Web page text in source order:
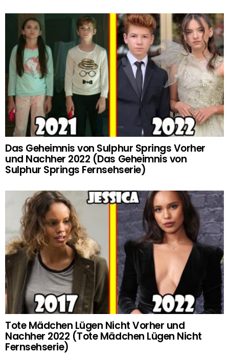
Das Geheimnis von Sulphur Springs Vorher
und Nachher 2022 (Das Geheimnis von
Sulphur Springs Fernsehserie)
Tote Mädchen Lügen Nicht Vorher und
Nachher 2022 (Tote Mädchen Lügen Nicht
Fernsehserie)